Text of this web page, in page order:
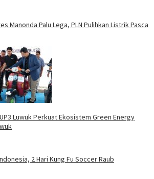
Manonda Palu Lega, PLN Pulihkan Listrik Pasca
UP3 Luwuk Perkuat Ekosistem Green Energy
2 Hari Kung Fu Soccer Raub